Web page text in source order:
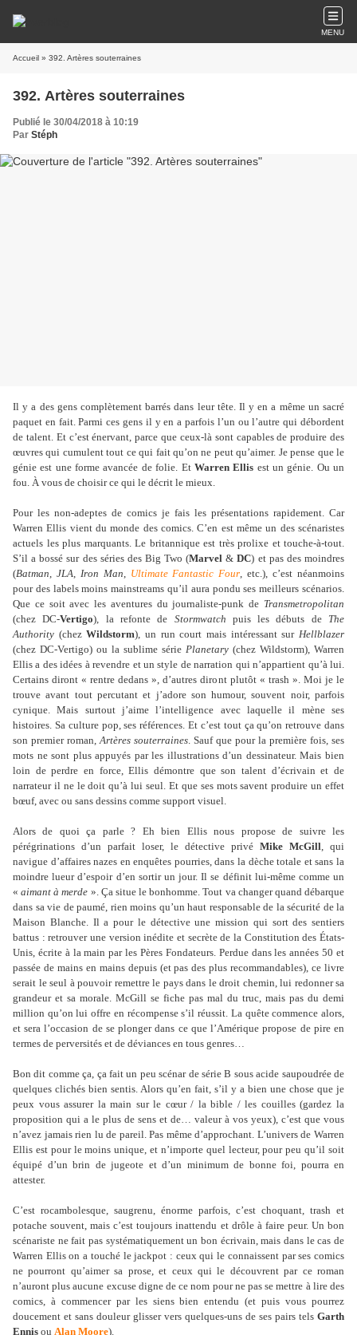
MENU
Accueil » 392. Artères souterraines
392. Artères souterraines
Publié le 30/04/2018 à 10:19
Par Stéph
Il y a des gens complètement barrés dans leur tête. Il y en a même un sacré
paquet en fait. Parmi ces gens il y en a parfois l’un ou l’autre qui débordent
de talent. Et c’est énervant, parce que ceux-là sont capables de produire des
œuvres qui cumulent tout ce qui fait qu’on ne peut qu’aimer. Je pense que le
génie est une forme avancée de folie. Et Warren Ellis est un génie. Ou un
fou. À vous de choisir ce qui le décrit le mieux.
Pour les non-adeptes de comics je fais les présentations rapidement. Car
Warren Ellis vient du monde des comics. C’en est même un des scénaristes
actuels les plus marquants. Le britannique est très prolixe et touche-à-tout.
S’il a bossé sur des séries des Big Two (Marvel &DC) et pas des moindres
(Batman, JLA, Iron Man, Ultimate Fantastic Four, etc.), c’est néanmoins
pour des labels moins mainstreams qu’il aura pondu ses meilleurs scénarios.
Que ce soit avec les aventures du journaliste-punk de Transmetropolitan
(chez DC-Vertigo), la refonte de Stormwatch puis les débuts de The
Authority (chezWildstorm), un run court mais intéressant surHellblazer
(chez DC-Vertigo) ou la sublime série Planetary (chez Wildstorm), Warren
Ellis a des idées à revendre et un style de narration qui n’appartient qu’à lui.
Certains diront « rentre dedans », d’autres diront plutôt « trash ». Moi je le
trouve avant tout percutant et j’adore son humour, souvent noir, parfois
cynique. Mais surtout j’aime l’intelligence avec laquelle il mène ses
histoires. Sa culture pop, ses références. Et c’est tout ça qu’on retrouve dans
son premier roman,Artères souterraines. Sauf que pour la première fois, ses
mots ne sont plus appuyés par les illustrations d’un dessinateur. Mais bien
loin de perdre en force, Ellis démontre que son talent d’écrivain et de
narrateur il ne le doit qu’à lui seul. Et que ses mots savent produire un effet
bœuf, avec ou sans dessins comme support visuel.
Alors de quoi ça parle ? Eh bien Ellis nous propose de suivre les
pérégrinations d’un parfait loser, le détective privé Mike McGill, qui
navigue d’affaires nazes en enquêtes pourries, dans la dèche totale et sans la
moindre lueur d’espoir d’en sortir un jour. Il se définit lui-même comme un
«aimant à merde ». Ça situe le bonhomme. Tout va changer quand débarque
dans sa vie de paumé, rien moins qu’un haut responsable de la sécurité de la
Maison Blanche. Il a pour le détective une mission qui sort des sentiers
battus : retrouver une version inédite et secrète de la Constitution des États-
Unis, écrite à la main par les Pères Fondateurs. Perdue dans les années 50 et
passée de mains en mains depuis (et pas des plus recommandables), ce livre
serait le seul à pouvoir remettre le pays dans le droit chemin, lui redonner sa
grandeur et sa morale. McGill se fiche pas mal du truc, mais pas du demi
million qu’on lui offre en récompense s’il réussit. La quête commence alors,
et sera l’occasion de se plonger dans ce que l’Amérique propose de pire en
termes de perversités et de déviances en tous genres…
Bon dit comme ça, ça fait un peu scénar de série B sous acide saupoudrée de
quelques clichés bien sentis. Alors qu’en fait, s’il y a bien une chose que je
peux vous assurer la main sur le cœur / la bible / les couilles (gardez la
proposition qui a le plus de sens et de… valeur à vos yeux), c’est que vous
n’avez jamais rien lu de pareil. Pas même d’approchant. L’univers de Warren
Ellis est pour le moins unique, et n’importe quel lecteur, pour peu qu’il soit
équipé d’un brin de jugeote et d’un minimum de bonne foi, pourra en
attester.
C’est rocambolesque, saugrenu, énorme parfois, c’est choquant, trash et
potache souvent, mais c’est toujours inattendu et drôle à faire peur. Un bon
scénariste ne fait pas systématiquement un bon écrivain, mais dans le cas de
Warren Ellis on a touché le jackpot : ceux qui le connaissent par ses comics
ne pourront qu’aimer sa prose, et ceux qui le découvrent par ce roman
n’auront plus aucune excuse digne de ce nom pour ne pas se mettre à lire des
comics, à commencer par les siens bien entendu (et puis vous pourrez
doucement et sans douleur glisser vers quelques-uns de ses pairs tels Garth
Ennis ou Alan Moore).